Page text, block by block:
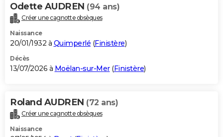
Carte de Noël
Carte Bonne année
Carte Saint-Valentin
Carte Pâques
Carte d'anniversaire
DICTIONNAIRE
Dictionnaire
Biographies
Citations
Expressions
Proverbes
PROGRAMME TV
S'inscrire
Se connecter
Lycées
Collèges
Primaires
Universités
Entreprises
Service militaire
Avis de recherche
AVIS DE DÉCÈS
Bricolage
Lifestyle
Culture
Sport
Auto
Television
Voyage
Cinema
Odette AUDREN (94 ans)
Créer une cagnotte obsèques
Naissance
20/01/1932 à Quimperlé (Finistère)
Décès
13/07/2026 à Moëlan-sur-Mer(Finistère)
Roland AUDREN (72 ans)
Créer une cagnotte obsèques
Naissance